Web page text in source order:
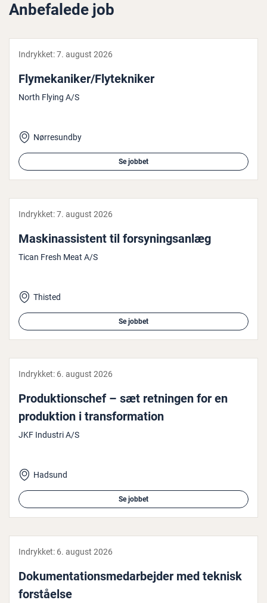
Anbefalede job
Indrykket:7. august 2026
Fly­me­ka­ni­ker/Fly­tek­ni­ker
North Flying A/S
Nørresundby
Se jobbet
Indrykket:7. august 2026
Ma­ski­nas­si­stent til for­sy­nings­an­læg
Tican Fresh Meat A/S
Thisted
Se jobbet
Indrykket: 6. august 2026
Pro­duk­tions­chef – sæt retningen for en
pro­duk­tion i trans­for­ma­tion
JKF Industri A/S
Hadsund
Se jobbet
Indrykket: 6. august 2026
Do­ku­men­ta­tions­me­d­ar­bej­der med teknisk
for­stå­el­se